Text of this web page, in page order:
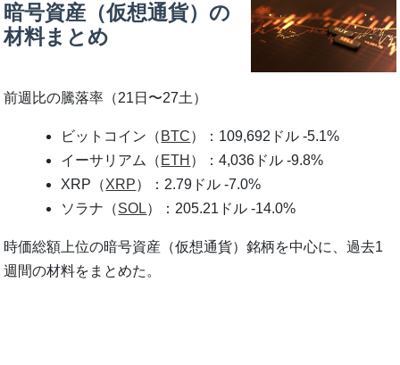
暗号資産（仮想通貨）の
材料まとめ
前週比の騰落率（21日〜27土）
ビットコイン（ BTC）：109,692ドル -5.1%
イーサリアム（ ETH ）：4,036ドル -9.8%
XRP（XRP）：2.79ドル -7.0%
ソラナ（SOL）：205.21ドル -14.0%
時価総額上位の暗号資産（仮想通貨）銘柄を中心に、過去1
週間の材料をまとめた。